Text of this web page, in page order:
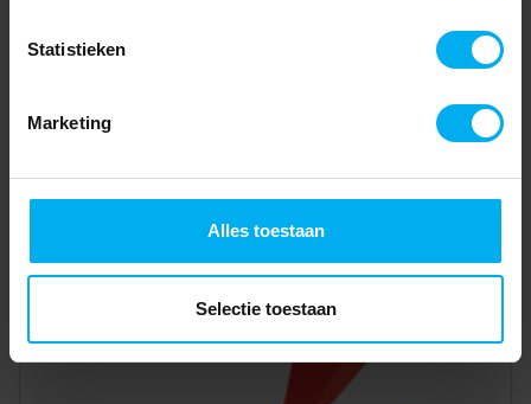
Statistieken
Marketing
Alles toestaan
Selectie toestaan